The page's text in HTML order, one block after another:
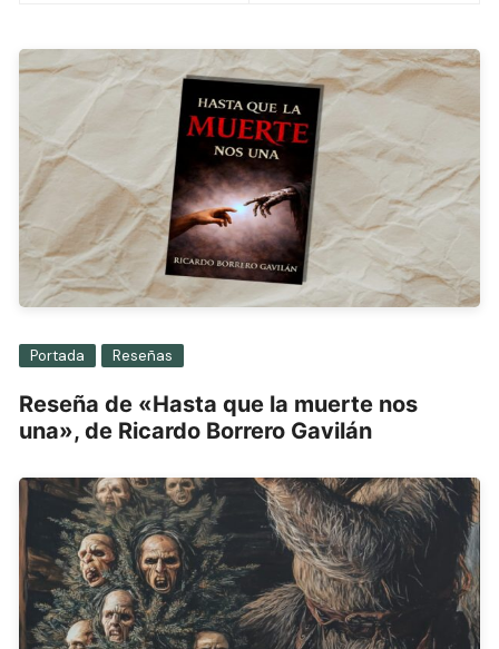
Portada Reseñas
Reseña de «Hasta que la muerte nos
una», de Ricardo Borrero Gavilán